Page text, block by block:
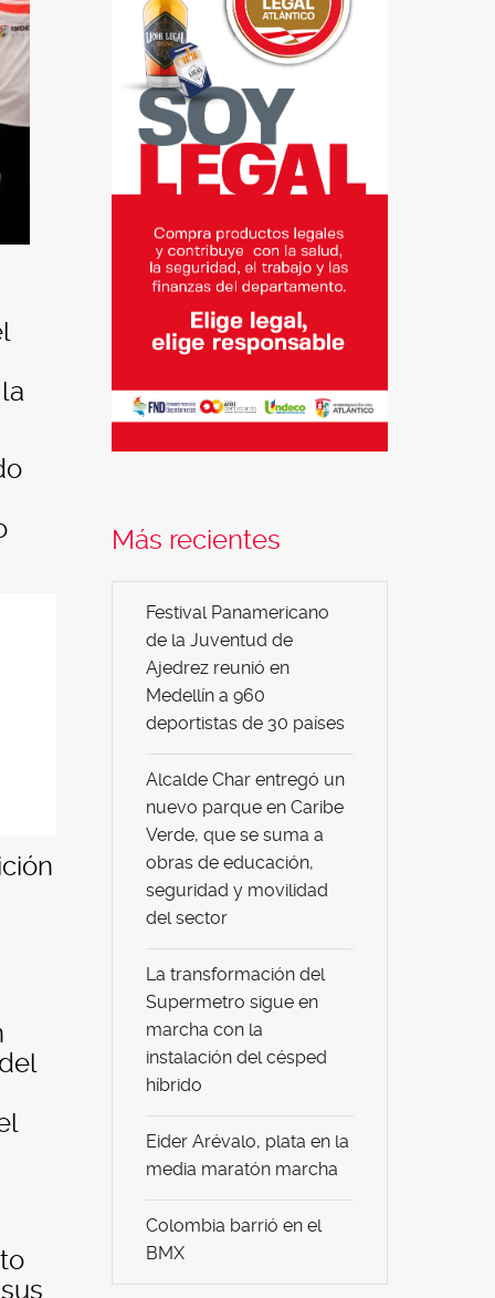
Más recientes
Festival Panamericano
de la Juventud de
Ajedrez reunió en
Medellín a 960
deportistas de 30 países
Alcalde Char entregó un
nuevo parque en Caribe
Verde, que se suma a
obras de educación,
seguridad y movilidad
del sector
La transformación del
Supermetro sigue en
marcha con la
instalación del césped
híbrido
Eider Arévalo, plata en la
media maratón marcha
Colombia barrió en el
BMX